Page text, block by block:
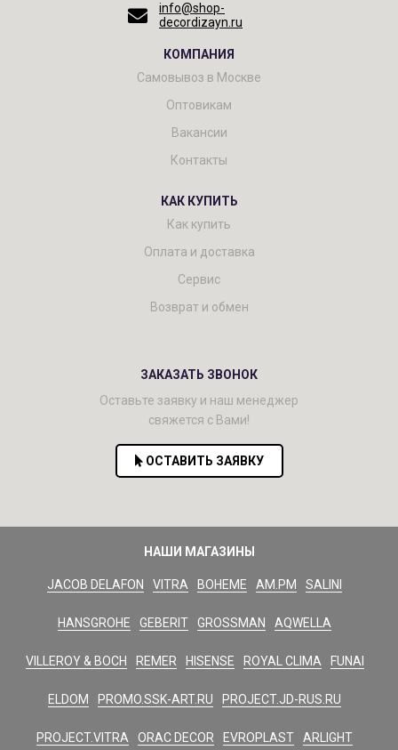
info@shop-
decordizayn.ru
КОМПАНИЯ
Самовывоз в Москве
Оптовикам
Вакансии
Контакты
КАК КУПИТЬ
Как купить
Оплата и доставка
Сервис
Возврат и обмен
ЗАКАЗАТЬ ЗВОНОК
Оставьте заявку и наш менеджер
свяжется с Вами!
ОСТАВИТЬ ЗАЯВКУ
НАШИ МАГАЗИНЫ
JACOB DELAFON VITRA BOHEME AM.PM SALINI
HANSGROHE GEBERIT GROSSMAN AQWELLA
VILLEROY & BOCH REMER HISENSE ROYAL CLIMA FUNAI
ELDOM PROMO.SSK-ART.RU PROJECT.JD-RUS.RU
PROJECT.VITRA ORAC DECOR EVROPLAST ARLIGHT